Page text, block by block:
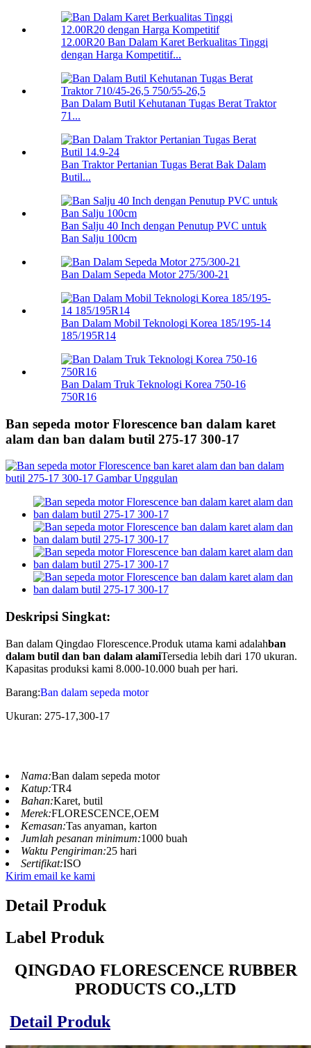
12.00R20 Ban Dalam Karet Berkualitas Tinggi
dengan Harga Kompetitif...
Ban Dalam Butil Kehutanan Tugas Berat Traktor
71...
Ban Traktor Pertanian Tugas Berat Bak Dalam
Butil...
Ban Salju 40 Inch dengan Penutup PVC untuk
Ban Salju 100cm
Ban Dalam Sepeda Motor 275/300-21
Ban Dalam Mobil Teknologi Korea 185/195-14
185/195R14
Ban Dalam Truk Teknologi Korea 750-16
750R16
Ban sepeda motor Florescence ban dalam karet
alam dan ban dalam butil 275-17 300-17
Deskripsi Singkat:
Ban dalam Qingdao Florescence.Produk utama kami adalahban
dalam butil dan ban dalam alamiTersedia lebih dari 170 ukuran.
Kapasitas produksi kami 8.000-10.000 buah per hari.
Barang:Ban dalam sepeda motor
Ukuran: 275-17,300-17
Nama:Ban dalam sepeda motor
Katup:TR4
Bahan:Karet, butil
Merek:FLORESCENCE,OEM
Kemasan:Tas anyaman, karton
Jumlah pesanan minimum:1000 buah
Waktu Pengiriman:25 hari
Sertifikat:ISO
Kirim email ke kami
Detail Produk
Label Produk
QINGDAO FLORESCENCE RUBBER
PRODUCTS CO.,LTD
Detail Produk